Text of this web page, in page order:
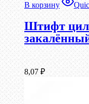
В корзину
Штифт
8,07 ₽